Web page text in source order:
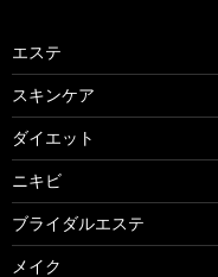
エステ
スキンケア
ダイエット
ニキビ
ブライダルエステ
メイク